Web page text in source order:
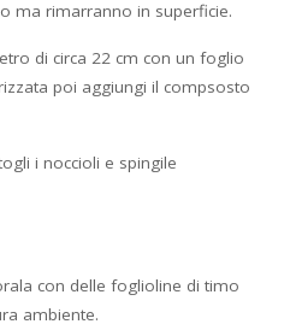
ma rimarranno in superficie.
di circa 22 cm con un foglio
poi aggiungi il compsosto
i noccioli e spingile
con delle foglioline di timo
ambiente.